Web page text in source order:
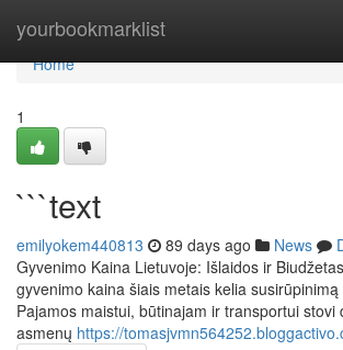
yourbookmarklist
Home
Home
1
```text
emilyokem440813 89 days ago News
Gyvenimo Kaina Lietuvoje: Išlaidos ir
gyvenimo kaina šiais metais kelia
Pajamos maistui, būtinajam ir transportui stovi
asmenų https://